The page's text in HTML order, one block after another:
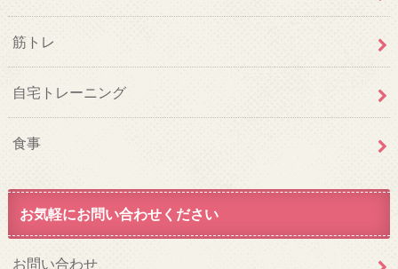
筋トレ
自宅トレーニング
食事
お気軽にお問い合わせください
お問い合わせ